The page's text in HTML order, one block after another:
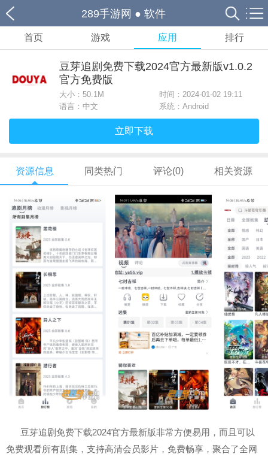
289手游网 ● 软件
首页 游戏 应用 排行
豆芽追剧免费下载2024官方最新版v1.0.2
官方免费版
大小： 50.1M
时间：2024-01-02 19:11
语言：中文
系统：Android
立即下载
资源信息 同类热门 评论(0) 相关资源
豆芽追剧免费下载2024官方最新版非常方便易用，而且可以
免费观看所有剧集，支持高清会员影片，免费畅享，聚合了全网